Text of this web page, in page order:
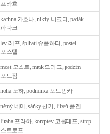
프라흐
kachna 카흐나, nikdy 니크디, padák
파다크
lev 레프, šplhati 슈플하티, postel
포스텔
most 모스트, mrak 므라크, podzim
포드짐
noha 노하, podmínka 포드민카
němý 네미, sáňky 산키, Plzeň 플젠
Praha 프라하, koroptev 코롭테프, strop
스트로프